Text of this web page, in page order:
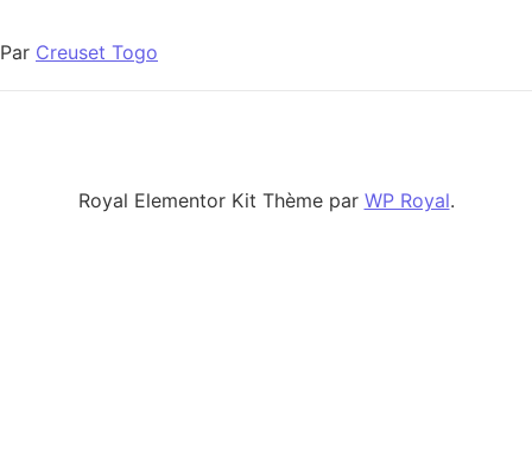
Par Creuset Togo
Royal Elementor Kit Thème par WP Royal.